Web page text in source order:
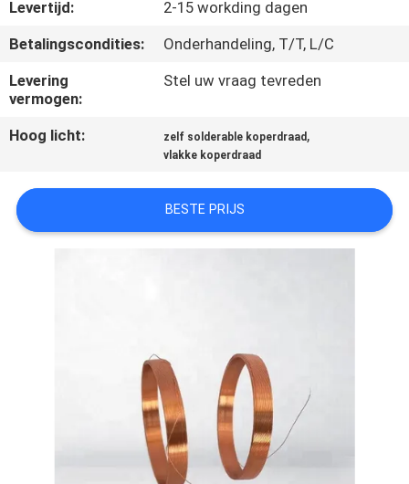
VERZOEK
CITAAT
SITEMAP
PRIVACY
POLICY
Levertijd:
2-15 workding dagen
Betalingscondities:
Onderhandeling, T/T, L/C
Levering
vermogen:
Stel uw vraag tevreden
Hoog licht: zelf solderable koperdraad ,
vlakke koperdraad
BESTE PRIJS